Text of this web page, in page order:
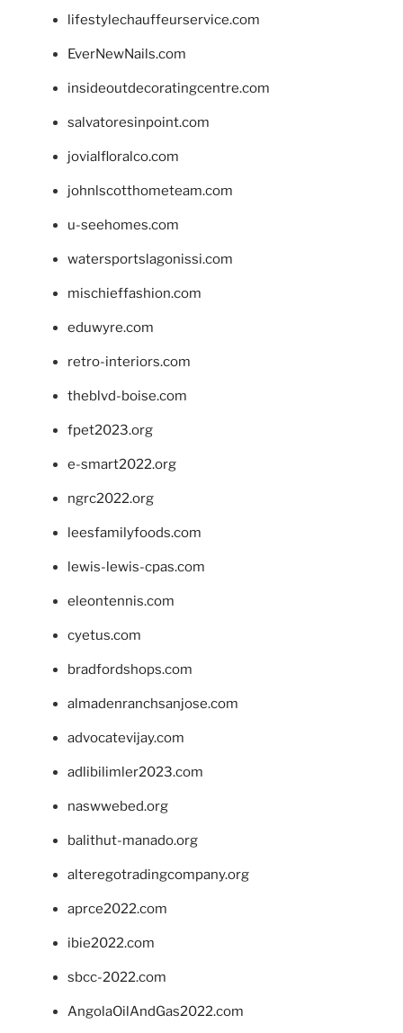
lifestylechauffeurservice.com
EverNewNails.com
insideoutdecoratingcentre.com
salvatoresinpoint.com
jovialfloralco.com
johnlscotthometeam.com
u-seehomes.com
watersportslagonissi.com
mischieffashion.com
eduwyre.com
retro-interiors.com
theblvd-boise.com
fpet2023.org
e-smart2022.org
ngrc2022.org
leesfamilyfoods.com
lewis-lewis-cpas.com
eleontennis.com
cyetus.com
bradfordshops.com
almadenranchsanjose.com
advocatevijay.com
adlibilimler2023.com
naswwebed.org
balithut-manado.org
alteregotradingcompany.org
aprce2022.com
ibie2022.com
sbcc-2022.com
AngolaOilAndGas2022.com